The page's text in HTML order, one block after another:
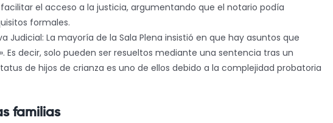
el acceso a la justicia, argumentando que el notario podía
formales.
Judicial: La mayoría de la Sala Plena insistió en que hay asuntos que
Es decir, solo pueden ser resueltos mediante una sentencia tras un
de hijos de crianza es uno de ellos debido a la complejidad probatoria
familias